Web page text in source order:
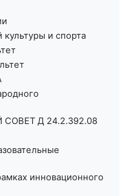
культуры и спорта
Д 24.2.392.08
инновационного